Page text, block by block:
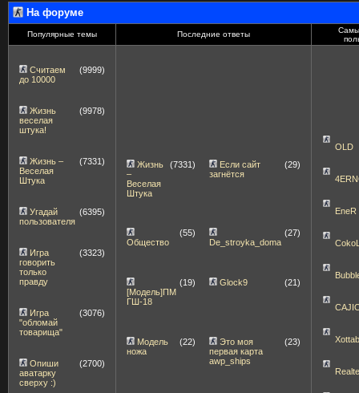
На форуме
Популярные темы Последние ответы
Считаем
до 10000
(9999)
Жизнь
веселая
штука!
(9978)
Жизнь –
Веселая
Штука
(7331)
Угадай
пользователя
(6395)
Игра
говорить
только
правду
(3323)
Игра
"обломай
товарища"
(3076)
Опиши
аватарку
сверху :)
(2700)
Жизнь
–
Веселая
Штука
(7331)
Если сайт
загнётся
(29)
Общество
(55)
De_stroyka_doma
(27)
[Модель]ПМ
ГШ-18
(19) Glock9 (21)
Модель
ножа
(22)
Это моя
первая карта
awp_ships
(23)
OLD
EneR